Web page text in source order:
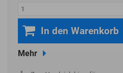
In den Warenkorb
Mehr